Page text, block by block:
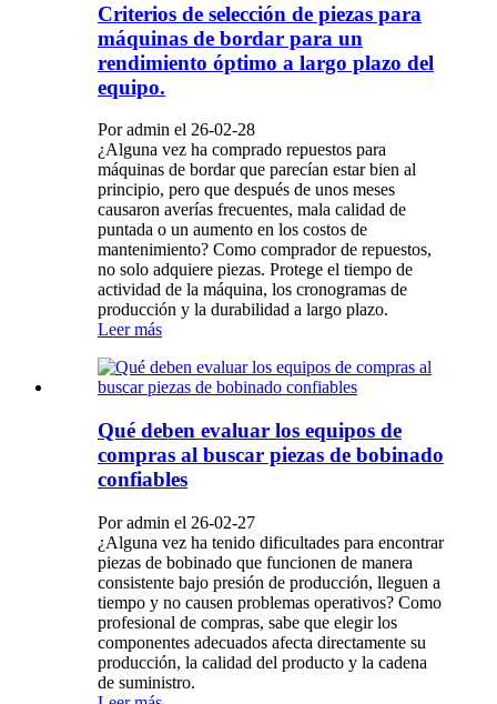
Criterios de selección de piezas para
máquinas de bordar para un
rendimiento óptimo a largo plazo del
equipo.
Por admin el 26-02-28
¿Alguna vez ha comprado repuestos para
máquinas de bordar que parecían estar bien al
principio, pero que después de unos meses
causaron averías frecuentes, mala calidad de
puntada o un aumento en los costos de
mantenimiento? Como comprador de repuestos,
no solo adquiere piezas. Protege el tiempo de
actividad de la máquina, los cronogramas de
producción y la durabilidad a largo plazo.
Leer más
Qué deben evaluar los equipos de
compras al buscar piezas de bobinado
confiables
Por admin el 26-02-27
¿Alguna vez ha tenido dificultades para encontrar
piezas de bobinado que funcionen de manera
consistente bajo presión de producción, lleguen a
tiempo y no causen problemas operativos? Como
profesional de compras, sabe que elegir los
componentes adecuados afecta directamente su
producción, la calidad del producto y la cadena
de suministro.